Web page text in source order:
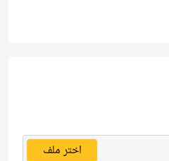
اختر ملف